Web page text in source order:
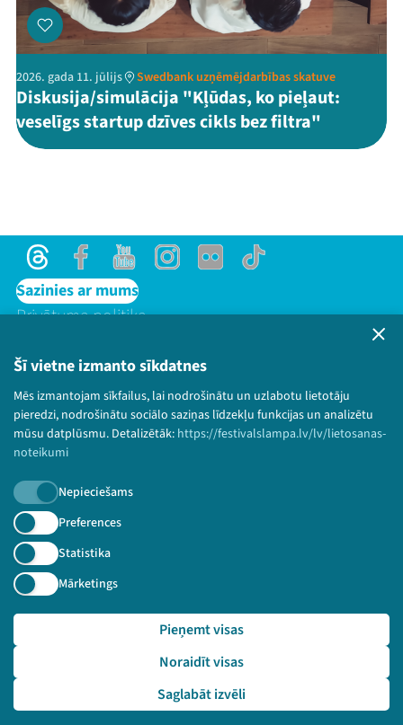
Šī vietne izmanto sīkdatnes
Mēs izmantojam sīkfailus, lai nodrošinātu un uzlabotu lietotāju
pieredzi, nodrošinātu sociālo saziņas līdzekļu funkcijas un analizētu
mūsu datplūsmu. Detalizētāk: https://festivalslampa.lv/lv/lietosanas-
noteikumi
Nepieciešams
Preferences
Statistika
Mārketings
Saglabāt izvēli
Noraidīt visas
Pieņemt visas
2026. gada 11. jūlijs Swedbank uzņēmējdarbības skatuve
Diskusija/simulācija "Kļūdas, ko pieļaut:
veselīgs startup dzīves cikls bez filtra"
ThreadsFacebookYoutubeInstagram
Flick TikTok
Sazinies ar mums
Privātuma politika
Bērnu aizsardzības politika
© 2026 Sarunu festivāls LAMPA Visas tiesības
paturētas.
Piesakies jaunumiem!
Nepalaid garām aktuālāko informāciju!
🔗 https://festivalslampa.lv/lv/video-arhivs/1775?sp